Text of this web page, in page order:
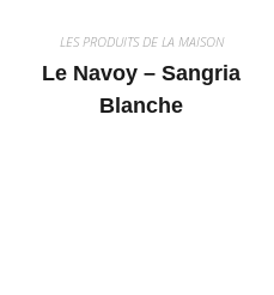
LES PRODUITS DE LA MAISON
Le Navoy – Sangria
Blanche